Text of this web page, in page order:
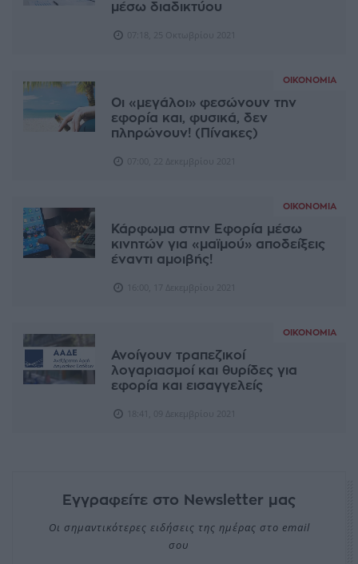
μέσω διαδικτύου
ΟΙΚΟΝΟΜΊΑ
Οι «μεγάλοι» φεσώνουν την
εφορία και, φυσικά, δεν
πληρώνουν! (Πίνακες)
ΟΙΚΟΝΟΜΊΑ
Κάρφωμα στην Εφορία μέσω
κινητών για «μαϊμού» αποδείξεις
έναντι αμοιβής!
ΟΙΚΟΝΟΜΊΑ
Ανοίγουν τραπεζικοί
λογαριασμοί και θυρίδες για
εφορία και εισαγγελείς
Εγγραφείτε στο Newsletter μας
Οι σημαντικότερες ειδήσεις της ημέρας στο email
σου